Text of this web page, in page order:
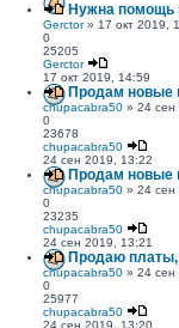
Нужна помощь
Gerctor» 17 окт 2019,
0
25205
Gerctor
17 окт 2019, 14:59
Продам новые
chupacabra50 » 24 сен
0
23678
chupacabra50
24 сен 2019, 13:22
Продам новые
chupacabra50 » 24 сен
0
23235
chupacabra50
24 сен 2019, 13:21
Продаю платы,
chupacabra50 » 24 сен
0
25977
chupacabra50
24 сен 2019, 13:20